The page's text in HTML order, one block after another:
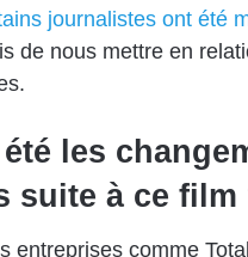
journalistes ont été
de nous mettre en
les
suite à ce film
entreprises comme